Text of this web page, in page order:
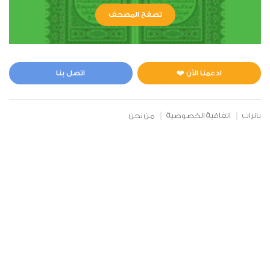
تصفح المصحف
ادعمنا الآن ❤️ اتصل بنا
بانرات اتفاقية الخصوصية من نحن